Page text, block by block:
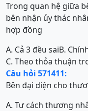
Trong quan hệ giữa
bên nhận ủy thác
hợp đồng
A. Cả 3 đều saiB.
C. Theo thỏa thuận
Câu hỏi 571411:
Bên đại diện cho
A. Tư cách thương